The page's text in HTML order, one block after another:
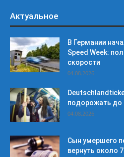
Актуальное
В Германии
Speed Week:
скорости
04.08.2026
подорожать до
04.08.2026
Сын умершего
вернуть около